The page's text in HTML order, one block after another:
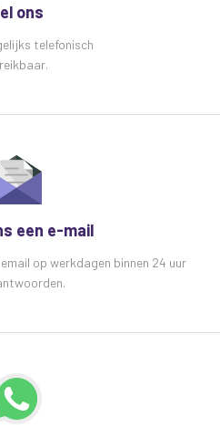
ons
telefonisch
een e-mail
op werkdagen binnen 24 uur